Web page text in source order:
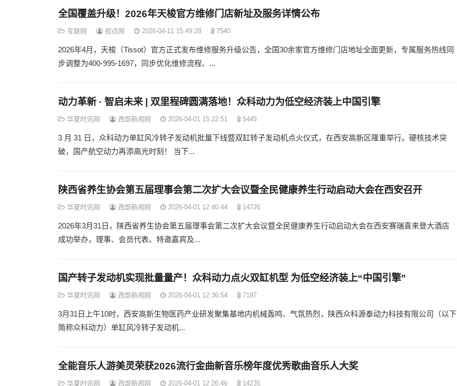
全国覆盖升级！2026年天梭官方维修门店新址及服务详情公布
互联网 视点网 2026-04-11 15:49:28 7540
2026年4月，天梭（Tissot）官方正式发布维修服务升级公告，全国30余家官方维修门店地址全面更新，专属服务热线同
步调整为400-995-1697，同步优化维修流程、...
动力革新 · 智启未来 | 双里程碑圆满落地！众科动力为低空经济装上中国引擎
华夏时讯网 西部新闻网 2026-04-01 15:22:51 5445
3 月 31 日，众科动力单缸风冷转子发动机批量下线暨双缸转子发动机点火仪式，在西安高新区隆重举行。硬核技术突
破，国产航空动力再添高光时刻！ 当下...
陕西省养生协会第五届理事会第二次扩大会议暨全民健康养生行动启动大会在西安召开
华夏时讯网 西部新闻网 2026-04-01 12:40:44 14726
2026年3月31日，陕西省养生协会第五届理事会第二次扩大会议暨全民健康养生行动启动大会在西安赛瑞喜来登大酒店
成功举办，理事、会员代表、特邀嘉宾及...
国产转子发动机实现批量量产！众科动力点火双缸机型 为低空经济装上“中国引擎”
华夏时讯网 西部新闻网 2026-04-01 12:36:54 7197
3月31日上午10时，西安高新生物医药产业研发聚集基地内机械轰鸣、气氛热烈，陕西众科源泰动力科技有限公司（以下
简称众科动力）单缸风冷转子发动机...
全能音乐人游美灵荣获2026流行金曲新音乐榜年度优秀歌曲音乐人大奖
华夏时讯网 西部新闻网 2026-04-01 12:26:46 14235